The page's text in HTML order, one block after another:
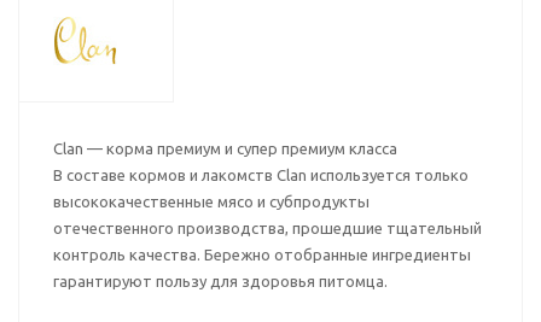
Clan — корма премиум и супер премиум класса
В составе кормов и лакомств Clan используется только
высококачественные мясо и субпродукты
отечественного производства, прошедшие тщательный
контроль качества. Бережно отобранные ингредиенты
гарантируют пользу для здоровья питомца.